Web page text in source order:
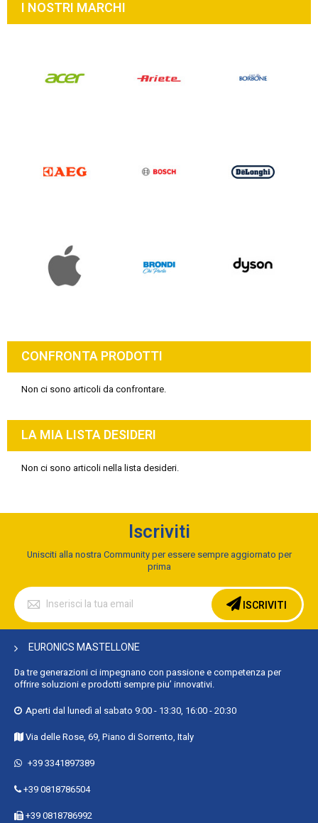
I NOSTRI MARCHI
CONFRONTA PRODOTTI
Non ci sono articoli da confrontare.
LA MIA LISTA DESIDERI
Non ci sono articoli nella lista desideri.
Iscriviti
Unisciti alla nostra Community per essere sempre aggiornato per
prima
Iscriviti
alla
nostra
Newsletter:
ISCRIVITI
EURONICS MASTELLONE
Da tre generazioni ci impegnano con passione e competenza per
offrire soluzioni e prodotti sempre piu’ innovativi.
Aperti dal lunedì al sabato 9:00 - 13:30, 16:00 - 20:30
Via delle Rose, 69, Piano di Sorrento, Italy
+39 3341897389
+39 0818786504
+39 0818786992